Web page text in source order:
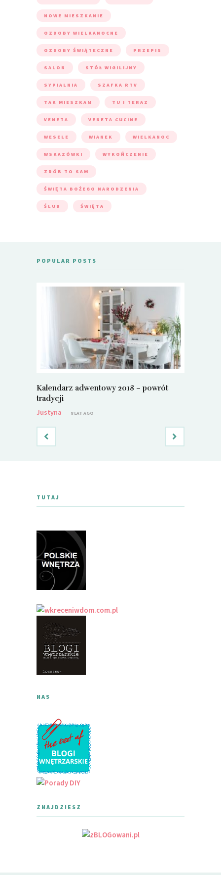
NOWE MIESZKANIE
OZDOBY WIELKANOCNE
OZDOBY ŚWIĄTECZNE PRZEPIS
SALON STÓŁ WIGILIJNY
SYPIALNIA SZAFKA RTV
TAK MIESZKAM TU I TERAZ
VENETA VENETA CUCINE
WESELE WIANEK WIELKANOC
WSKAZÓWKI WYKOŃCZENIE
ZRÓB TO SAM
ŚWIĘTA BOŻEGO NARODZENIA
ŚLUB ŚWIĘTA
POPULAR POSTS
Kalendarz adwentowy 2018 – powrót
tradycji
Justyna
8 LAT AGO
TUTAJ
NAS
ZNAJDZIESZ